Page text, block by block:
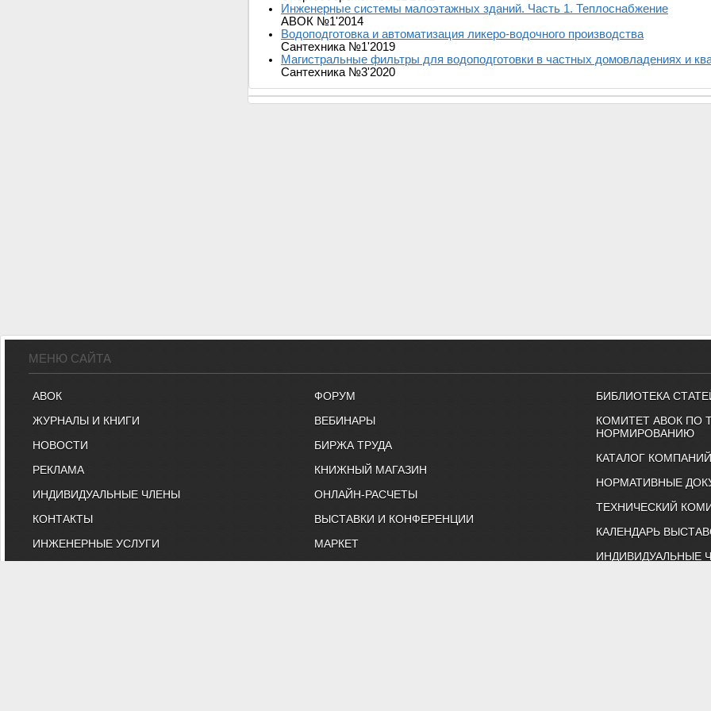
Инженерные системы малоэтажных зданий. Часть 1. Теплоснабжение
АВОК №1'2014
Водоподготовка и автоматизация ликеро-водочного производства
Сантехника №1'2019
Магистральные фильтры для водоподготовки в частных домовладениях и
Сантехника №3'2020
МЕНЮ САЙТА
АВОК
ЖУРНАЛЫ И КНИГИ
НОВОСТИ
РЕКЛАМА
ИНДИВИДУАЛЬНЫЕ ЧЛЕНЫ
КОНТАКТЫ
ИНЖЕНЕРНЫЕ УСЛУГИ
ФОРУМ
ВЕБИНАРЫ
БИРЖА ТРУДА
КНИЖНЫЙ МАГАЗИН
ОНЛАЙН-РАСЧЕТЫ
ВЫСТАВКИ И КОНФЕРЕНЦИИ
МАРКЕТ
БИБЛИОТЕКА
КОМИТЕТ АВОК ПО
НОРМИРОВАНИЮ
КАТАЛОГ КОМПАНИЙ
НОРМАТИВНЫЕ
ТЕХНИЧЕСКИЙ
КАЛЕНДАРЬ
ИНДИВИДУАЛЬНЫЕ